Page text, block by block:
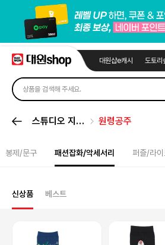
대원샵e캐시 도토리
스튜디오 지브
원령공주
봉제/문구 패션잡화/악세서리 퍼즐/라이
신상품 베스트